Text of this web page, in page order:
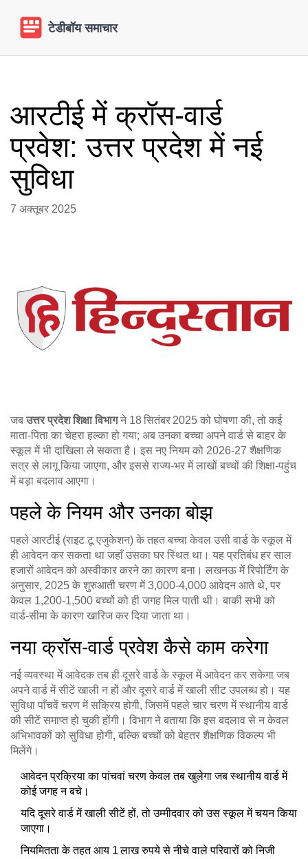
आरटीई में क्रॉस‑वार्ड
प्रवेश: उत्तर प्रदेश में नई
सुविधा
7 अक्तूबर 2025
जबउत्तर प्रदेश शिक्षा विभागने 18 सितंबर 2025 को घोषणा की, तो कई
माता‑पिता का चेहरा हल्का हो गया; अब उनका बच्चा अपने वार्ड से बाहर के
स्कूल में भी दाखिला ले सकता है। इस नए नियम को 2026‑27 शैक्षणिक
सत्र से लागू किया जाएगा, और इससे राज्य‑भर में लाखों बच्चों की शिक्षा‑पहुंच
में बड़ा बदलाव आएगा।
पहले के नियम और उनका बोझ
पहले आरटीई (राइट टू एजुकेशन) के तहत बच्चा केवल उसी वार्ड के स्कूल में
ही आवेदन कर सकता था जहाँ उसका घर स्थित था। यह प्रतिबंध हर साल
हजारों आवेदन को अस्वीकार करने का कारण बना। लखनऊ में रिपोर्टिंग के
अनुसार, 2025 के शुरुआती चरण में 3,000‑4,000 आवेदन आते थे, पर
केवल 1,200‑1,500 बच्चों को ही जगह मिल पाती थी। बाकी सभी को
वार्ड‑सीमा के कारण खारिज कर दिया जाता था।
नया क्रॉस‑वार्ड प्रवेश कैसे काम करेगा
नई व्यवस्था में आवेदक तब ही दूसरे वार्ड के स्कूल में आवेदन कर सकेगा जब
अपने वार्ड में सीटें खाली न हों और दूसरे वार्ड में खाली सीट उपलब्ध हो। यह
सुविधा पाँचवें चरण में सक्रिय होगी, जिसमें पहले चार चरण में स्थानीय वार्ड
की सीटें समाप्त हो चुकी होंगी। विभाग ने बताया कि इस बदलाव से न केवल
अभिभावकों को सुविधा होगी, बल्कि बच्चों को बेहतर शैक्षणिक विकल्प भी
मिलेंगे।
आवेदन प्रक्रिया का पांचवां चरण केवल तब खुलेगा जब स्थानीय वार्ड में
कोई जगह न बचे।
यदि दूसरे वार्ड में खाली सीटें हों, तो उम्मीदवार को उस स्कूल में चयन किया
जाएगा।
नियमितता के तहत आय 1 लाख रुपये से नीचे वाले परिवारों को निजी